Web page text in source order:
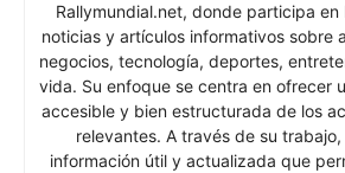
Rallymundial.net, donde participa en
noticias y artículos informativos sobre
negocios, tecnología, deportes,
vida. Su enfoque se centra en ofrecer
accesible y bien estructurada de los
relevantes. A través de su
información útil y actualizada que